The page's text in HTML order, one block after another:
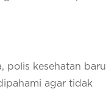
polis kesehatan baru
agar tidak